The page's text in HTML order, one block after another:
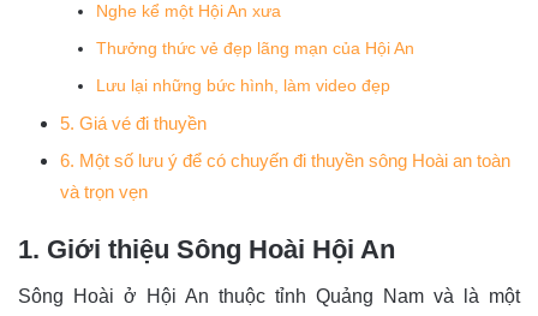
Nghe kể một Hội An xưa
Thưởng thức vẻ đẹp lãng mạn của Hội An
Lưu lại những bức hình, làm video đẹp
5. Giá vé đi thuyền
6. Một số lưu ý để có chuyến đi thuyền sông Hoài an toàn
và trọn vẹn
1. Giới thiệu Sông Hoài Hội An
Sông Hoài ở Hội An thuộc tỉnh Quảng Nam và là một